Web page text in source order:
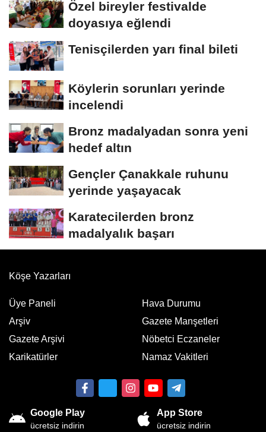
Özel bireyler festivalde
doyasıya eğlendi
Tenisçilerden yarı final bileti
Köylerin sorunları yerinde
incelendi
Bronz madalyadan sonra yeni
hedef altın
Gençler Çanakkale ruhunu
yerinde yaşayacak
Karatecilerden bronz
madalyalık başarı
Köşe Yazarları
Üye Paneli
Arşiv
Gazete Arşivi
Karikatürler
Hava Durumu
Gazete Manşetleri
Nöbetci Eczaneler
Namaz Vakitleri
Google Play
ücretsiz indirin
App Store
ücretsiz indirin